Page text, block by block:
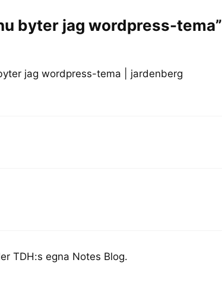
byter jag wordpress-tema”
jag wordpress-tema | jardenberg
TDH:s egna Notes Blog.